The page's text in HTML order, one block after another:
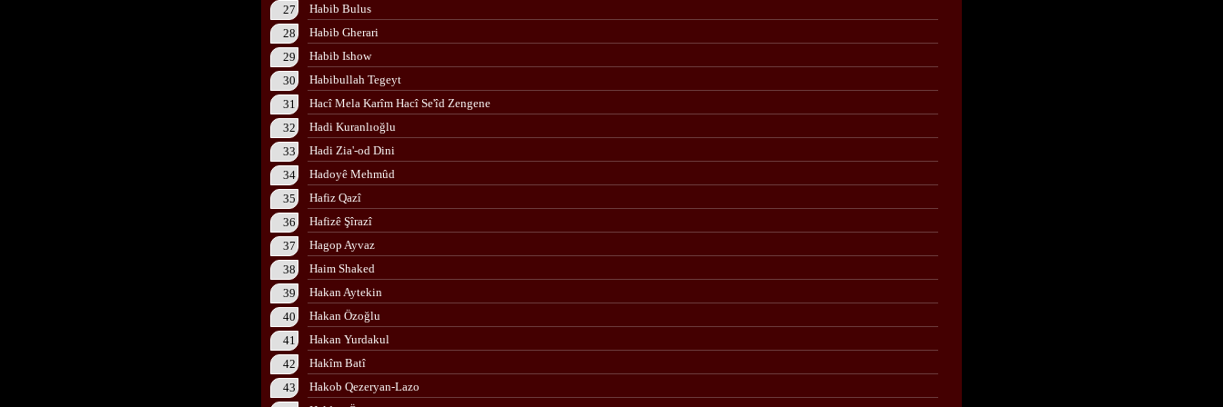
27
Habib Bulus
28
Habib Gherari
29
Habib Ishow
30
Habibullah Tegeyt
31
Hacî Mela Karîm Hacî Se'îd Zengene
32
Hadi Kuranlıoğlu
33
Hadi Zia'-od Dini
34
Hadoyê Mehmûd
35
Hafiz Qazî
36
Hafizê Şîrazî
37
Hagop Ayvaz
38
Haim Shaked
39
Hakan Aytekin
40
Hakan Özoğlu
41
Hakan Yurdakul
42
Hakîm Batî
43
Hakob Qezeryan-Lazo